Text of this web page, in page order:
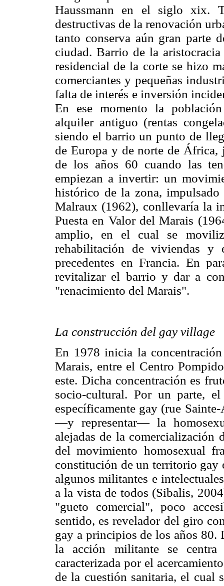
Haussmann en el siglo xix.
destructivas de la renovación
tanto conserva aún gran parte
ciudad. Barrio de la
residencial de la corte se hizo
comerciantes y pequeñas
falta de interés e inversión
En ese momento la
alquiler antiguo (rentas
siendo el barrio un punto de
de Europa y de norte de África,
de los años 60 cuando las
empiezan a invertir: un
histórico de la zona,
Malraux (1962), conllevaría la
Puesta en Valor del Marais
amplio, en el cual se
rehabilitación de viviendas y
precedentes en Francia. En
revitalizar el barrio y dar a
"renacimiento del Marais".
La construcción del gay village
En 1978 inicia la
Marais, entre el Centro
este. Dicha concentración es
socio-cultural. Por un parte,
específicamente gay (rue
—y representar— la
alejadas de la comercialización
del movimiento homosexual
constitución de un territorio gay
algunos militantes e
a la vista de todos (Sibalis,
"gueto comercial", poco
sentido, es revelador del giro
gay a principios de los años 80.
la acción militante se
caracterizada por el
de la cuestión sanitaria, el cual